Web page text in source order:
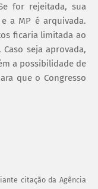
for rejeitada, sua
a MP é arquivada.
ficaria limitada ao
seja aprovada,
a possibilidade de
que o Congresso
citação da Agência